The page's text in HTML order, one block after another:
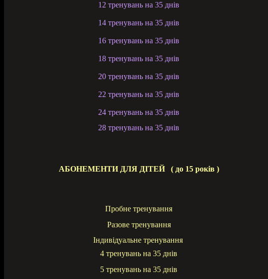
12 тренувань на 35 днів
14 тренувань на 35 днів
16 тренувань на 35 днів
18 тренувань на 35 днів
20 тренувань на 35 днів
22 тренувань на 35 днів
24 тренувань на 35 днів
28 тренувань на 35 днів
АБОНЕМЕНТИ ДЛЯ ДІТЕЙ ( до 15 років )
Пробне тренування
Разове тренування
Індивідуальне тренування
4 тренувань на 35 днів
5 тренувань на 35 днів